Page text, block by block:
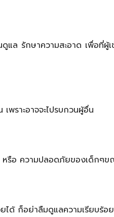
ล รักษาความสะอาด เพื่อที่ผู้เ
พราะอาจจะไปรบกวนผู้อื่น
หรือ ความปลอดภัยของเด็กๆข
ได้ ก็อย่าลืมดูแลความเรียบร้